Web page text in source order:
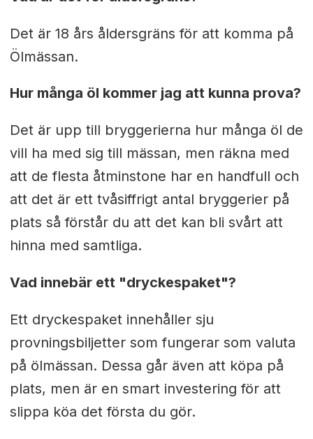
Det är 18 års åldersgräns för att komma på
Ölmässan.
Hur många öl kommer jag att kunna prova?
Det är upp till bryggerierna hur många öl de
vill ha med sig till mässan, men räkna med
att de flesta åtminstone har en handfull och
att det är ett tvåsiffrigt antal bryggerier på
plats så förstår du att det kan bli svårt att
hinna med samtliga.
Vad innebär ett "dryckespaket"?
Ett dryckespaket innehåller sju
provningsbiljetter som fungerar som valuta
på ölmässan. Dessa går även att köpa på
plats, men är en smart investering för att
slippa köa det första du gör.